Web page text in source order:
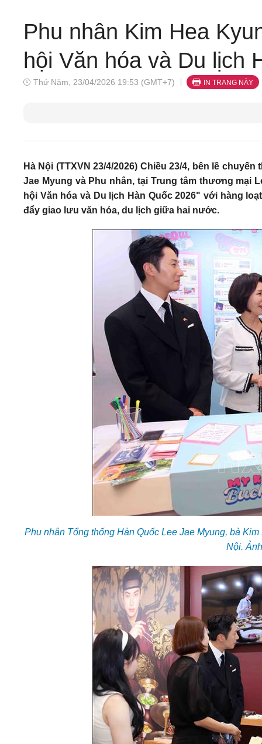
Phu nhân Kim Hea
hội Văn hóa và Du lịch
Thứ Năm, 23/04/2026 19:53 (GMT+7) IN TRANG NÀY
Hà Nội (TTXVN 23/4/2026) Chiều 23/4, bên lề
Jae Myung và Phu nhân, tại Trung tâm thương mại
hội Văn hóa và Du lịch Hàn Quốc 2026" với hàng
đẩy giao lưu văn hóa, du lịch giữa hai nước.
Phu nhân Tổng thống Hàn Quốc Lee Jae Myung, bà
Nội.